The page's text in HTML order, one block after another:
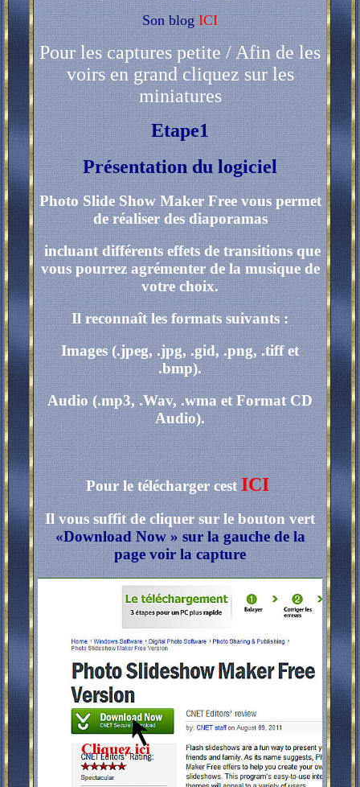
Son blogICI
Pour les captures petite / Afin de les
voirs en grand cliquez sur les
miniatures
Etape1
Présentation du logiciel
Photo Slide Show Maker Free vous permet
de réaliser des diaporamas
incluant différents effets de transitions que
vous pourrez agrémenter de la musique de
votre choix.
Il reconnaît les formats suivants :
Images (.jpeg, .jpg, .gid, .png, .tiff et
.bmp).
Audio (.mp3, .Wav, .wma et Format CD
Audio).
Pour le télécharger cestICI
Il vous suffit de cliquer sur le bouton vert
«Download Now » sur la gauche de la
page voir la capture